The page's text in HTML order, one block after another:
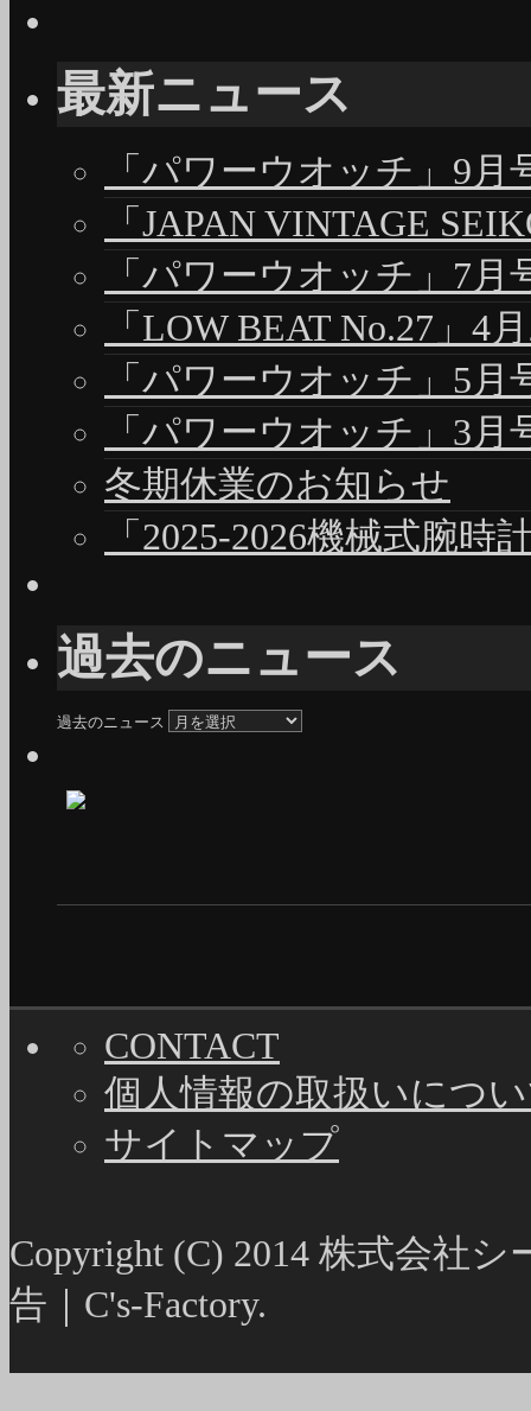
最新ニュース
「パワーウオッチ」9月
「JAPAN VINTAGE
「パワーウオッチ」7月
「LOW BEAT No.27」4
「パワーウオッチ」5月
「パワーウオッチ」3月
冬期休業のお知らせ
「2025-2026機械式腕時
過去のニュース
過去のニュース
CONTACT
個人情報の取扱いにつ
サイトマップ
Copyright (C) 2014 株式会社
告｜C's-Factory.